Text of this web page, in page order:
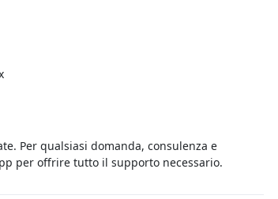
Per qualsiasi domanda, consulenza e
per offrire tutto il supporto necessario.